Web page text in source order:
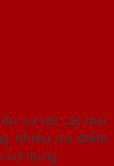
so với các loại
nhiều ưu điểm
sử dụng.